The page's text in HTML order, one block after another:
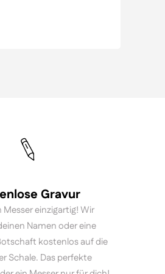
Gravur
Messer einzigartig! Wir
Namen oder eine
kostenlos auf die
Schale. Das perfekte